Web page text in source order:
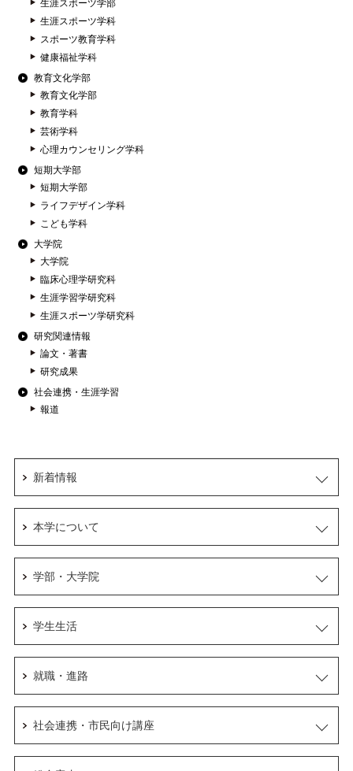
生涯スポーツ学部
生涯スポーツ学科
スポーツ教育学科
健康福祉学科
教育文化学部
教育文化学部
教育学科
芸術学科
心理カウンセリング学科
短期大学部
短期大学部
ライフデザイン学科
こども学科
大学院
大学院
臨床心理学研究科
生涯学習学研究科
生涯スポーツ学研究科
研究関連情報
論文・著書
研究成果
社会連携・生涯学習
報道
新着情報
本学について
学部・大学院
学生生活
就職・進路
社会連携・市民向け講座